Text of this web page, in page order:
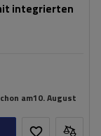
integrierten
am10. August